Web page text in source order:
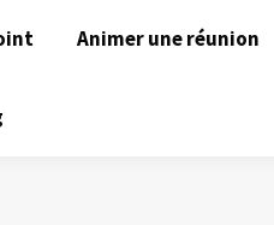
Animer une réunion